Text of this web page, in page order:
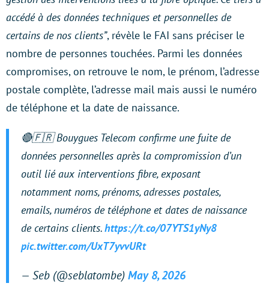
accédé à des données techniques et personnelles de
certains de nos clients”, révèle le FAI sans préciser le
nombre de personnes touchées. Parmi les données
compromises, on retrouve le nom, le prénom, l’adresse
postale complète, l’adresse mail mais aussi le numéro
de téléphone et la date de naissance.
🔴🇫🇷 Bouygues Telecom confirme une fuite de
données personnelles après la compromission d’un
outil lié aux interventions fibre, exposant
notamment noms, prénoms, adresses postales,
emails, numéros de téléphone et dates de naissance
de certains clients.https://t.co/07YTS1yNy8
pic.twitter.com/UxT7yvvURt
— Seb (@seblatombe) May 8, 2026